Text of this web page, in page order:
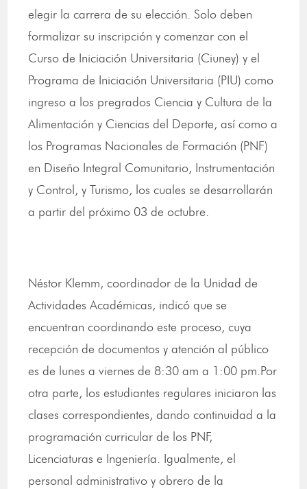
elegir la carrera de su elección. Solo deben
formalizar su inscripción y comenzar con el
Curso de Iniciación Universitaria (Ciuney) y el
Programa de Iniciación Universitaria (PIU) como
ingreso a los pregrados Ciencia y Cultura de la
Alimentación y Ciencias del Deporte, así como a
los Programas Nacionales de Formación (PNF)
en Diseño Integral Comunitario, Instrumentación
y Control, y Turismo, los cuales se desarrollarán
a partir del próximo 03 de octubre.
Néstor Klemm, coordinador de la Unidad de
Actividades Académicas, indicó que se
encuentran coordinando este proceso, cuya
recepción de documentos y atención al público
es de lunes a viernes de 8:30 am a 1:00 pm.Por
otra parte, los estudiantes regulares iniciaron las
clases correspondientes, dando continuidad a la
programación curricular de los PNF,
Licenciaturas e Ingeniería. Igualmente, el
personal administrativo y obrero de la